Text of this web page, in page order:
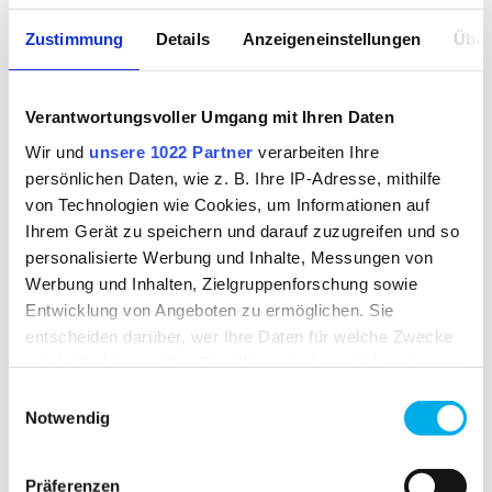
Zustimmung Details Anzeigeneinstellungen
Verantwortungsvoller Umgang mit Ihren Daten
Wir und unsere 1022 Partner verarbeiten Ihre
persönlichen Daten, wie z. B. Ihre IP-Adresse, mithilfe
von Technologien wie Cookies, um Informationen auf
Ihrem Gerät zu speichern und darauf zuzugreifen und so
personalisierte Werbung und Inhalte, Messungen von
Werbung und Inhalten, Zielgruppenforschung sowie
Entwicklung von Angeboten zu ermöglichen. Sie
entscheiden darüber, wer Ihre Daten für welche Zwecke
Trigger Symbol ändern oder widerrufen
Notwendig
Präferenzen
INDUSTRIAL
LAUNDRY
GREEN TURTLE